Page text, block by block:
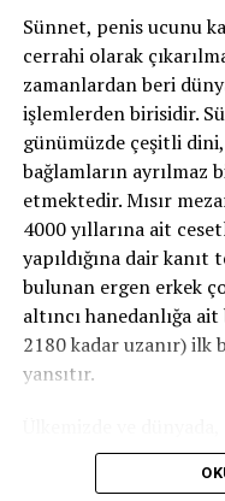
yapılması uygun olur.
varikosel 40 yaş
sağda besbelli
( örneğin böbrek
gerekebilir.
Tedavi :Varikosel
infertilite üzere bir
değildir. Hafif
fayda sağlayabilir. Ağrı
sperm kalitesinde
sorunu varsa
çağı varikoselleride
gelişiminde sorun
Yalnızca doppler
Sünnet, penis ucunu
cerrahi olarak
zamanlardan beri
işlemlerden birisidir.
günümüzde çeşitli
bağlamların ayrılmaz
etmektedir. Mısır
4000 yıllarına ait
yapıldığına dair kanıt
bulunan ergen erkek
altıncı hanedanlığa
2180 kadar uzanır) ilk
yansıtır.
geleneksel nedenlerle
zorunluluklar veya